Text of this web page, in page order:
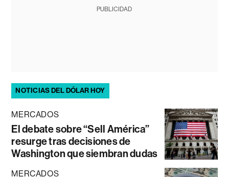
PUBLICIDAD
NOTICIAS DEL DÓLAR HOY
MERCADOS
El debate sobre “Sell América”
resurge tras decisiones de
Washington que siembran dudas
MERCADOS